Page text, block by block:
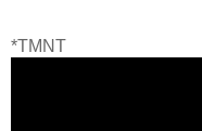
*TMNT